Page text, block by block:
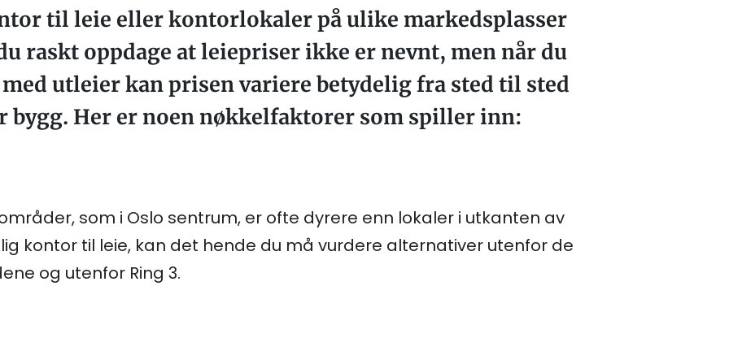
til leie eller kontorlokaler på ulike markedsplasser
raskt oppdage at leiepriser ikke er nevnt, men når du
utleier kan prisen variere betydelig fra sted til sted
bygg. Her er noen nøkkelfaktorer som spiller inn:
som i Oslo sentrum, er ofte dyrere enn lokaler i utkanten av
kontor til leie, kan det hende du må vurdere alternativer utenfor de
og utenfor Ring 3.